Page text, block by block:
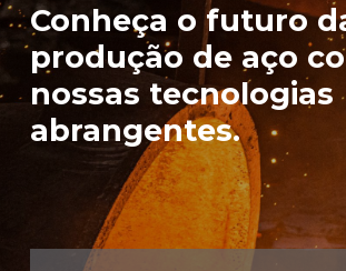
Conheça o futuro
produção de aço
nossas tecnologias
abrangentes.